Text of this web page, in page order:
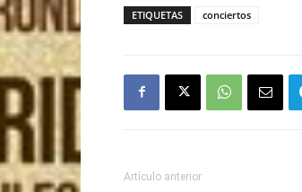
ETIQUETAS conciertos
Artículo anterior